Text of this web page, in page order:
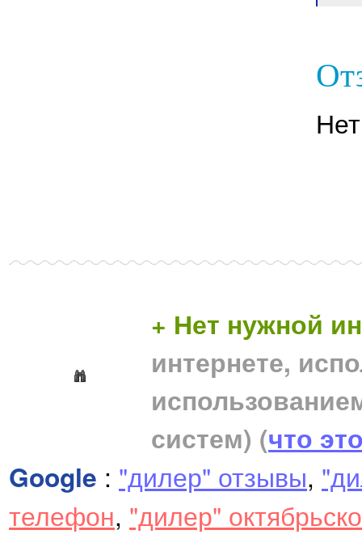
+ Нет нужной
интернете,
систем) (что
Google : "дилер" отзывы,
телефон, "дилер"